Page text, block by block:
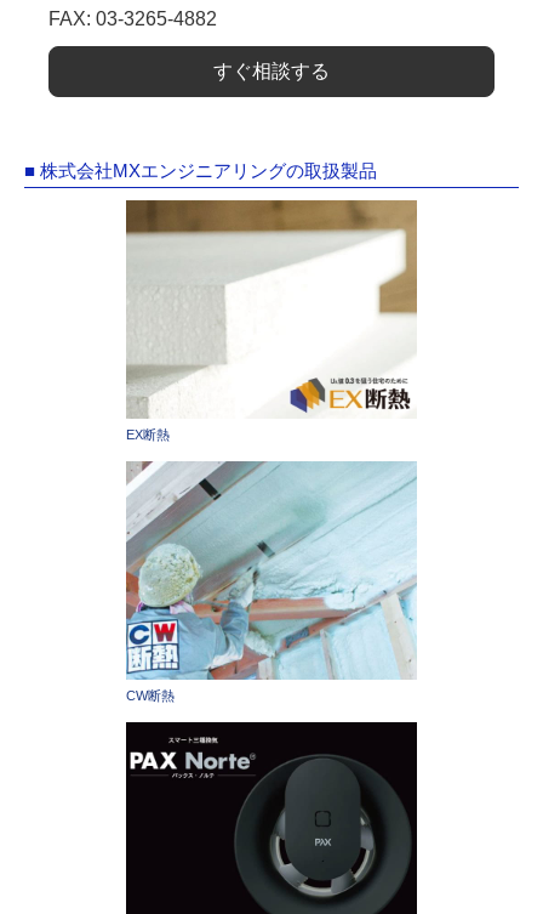
FAX: 03-3265-4882
すぐ相談する
■ 株式会社MXエンジニアリングの取扱製品
EX断熱
CW断熱